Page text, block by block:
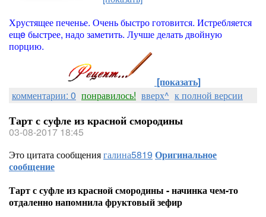
Хрустящее печенье. Очень быстро готовится. Истребляется
ещe быстрее, надо заметить. Лучше делать двойную
порцию.
[показать]
комментарии: 0 понравилось! вверх^ к полной версии
Тарт с суфле из красной смородины
03-08-2017 18:45
Это цитата сообщениягалина5819 Оригинальное
сообщение
Тарт с суфле из красной смородины - начинка чем-то
отдаленно напомнила фруктовый зефир